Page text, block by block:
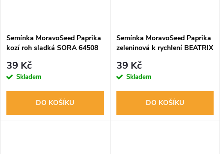
Semínka MoravoSeed Paprika
kozí roh sladká SORA 64508
39 Kč
Skladem
DO KOŠÍKU
Semínka MoravoSeed Paprika
zeleninová k rychlení BEATRIX
39 Kč
Skladem
DO KOŠÍKU